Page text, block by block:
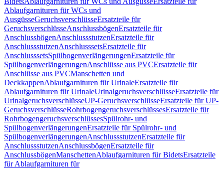
Ablaufgarnituren für WCs und
AusgüsseGeruchsverschlüsseErsatzteile für
GeruchsverschlüsseAnschlussbögenErsatzteile für
AnschlussbögenAnschlussstutzenErsatzteile für
AnschlussstutzenAnschlusssetsErsatzteile für
AnschlusssetsSpülbogenverlängerungenErsatzteile für
SpülbogenverlängerungenAnschlüsse aus PVCErsatzteile für
Anschlüsse aus PVCManschetten und
DeckkappenAblaufgarnituren für UrinaleErsatzteile für
Ablaufgarnituren für UrinaleUrinalgeruchsverschlüsseErsatzteile für
UrinalgeruchsverschlüsseUP-GeruchsverschlüsseErsatzteile für UP-
GeruchsverschlüsseRohrbogengeruchsverschlüssesErsatzteile für
RohrbogengeruchsverschlüssesSpülrohr- und
SpülbogenverlängerungenErsatzteile für Spülrohr- und
SpülbogenverlängerungenAnschlussstutzenErsatzteile für
AnschlussstutzenAnschlussbögenErsatzteile für
AnschlussbögenManschettenAblaufgarnituren für BidetsErsatzteile
für Ablaufgarnituren für